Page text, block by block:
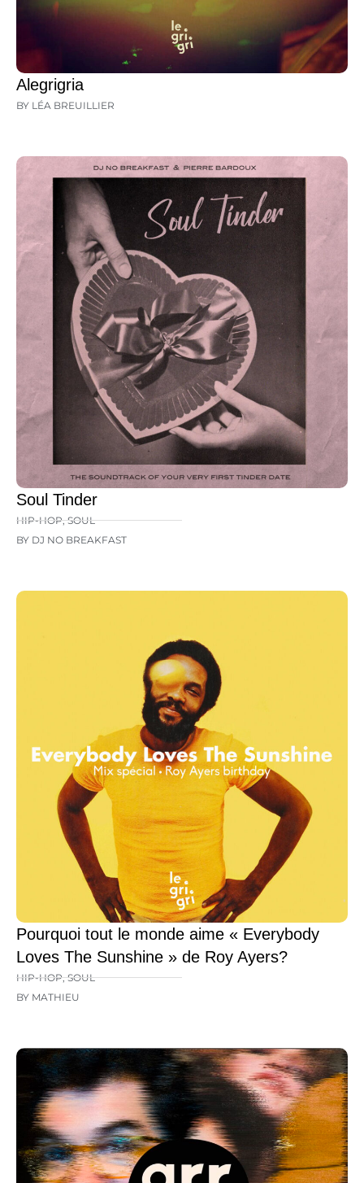
Alegrigria
BY LÉA BREUILLIER
Soul Tinder
HIP-HOP,SOUL
BY DJ NO BREAKFAST
Pourquoi tout le monde aime « Everybody
Loves The Sunshine » de Roy Ayers?
HIP-HOP,SOUL
BY MATHIEU